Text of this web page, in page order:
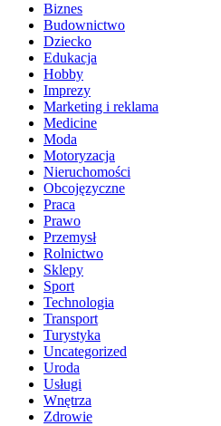
Biznes
Budownictwo
Dziecko
Edukacja
Hobby
Imprezy
Marketing i reklama
Medicine
Moda
Motoryzacja
Nieruchomości
Obcojęzyczne
Praca
Prawo
Przemysł
Rolnictwo
Sklepy
Sport
Technologia
Transport
Turystyka
Uncategorized
Uroda
Usługi
Wnętrza
Zdrowie